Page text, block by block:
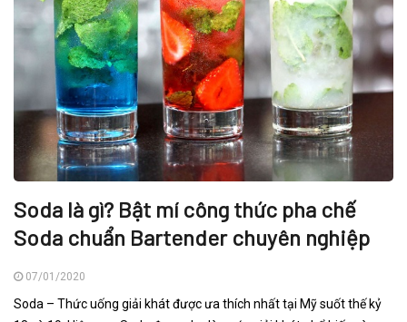
Soda là gì? Bật mí công thức pha chế
Soda chuẩn Bartender chuyên nghiệp
07/01/2020
Soda – Thức uống giải khát được ưa thích nhất tại Mỹ suốt thế kỷ